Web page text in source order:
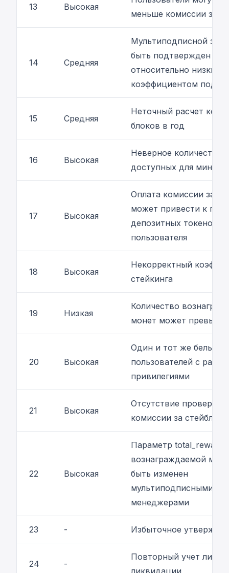
13 Высокая
меньше комиссии за
14 Средняя
Мультиподписной
быть подтвержден с
относительно низким
коэффициентом
15 Средняя
Неточный расчет
блоков в год
16 Высокая
Неверное количество
доступных для минта
17 Высокая
Оплата комиссии за
может привести к
депозитных токенов
пользователя
18 Высокая
Некорректный
стейкинга
19 Низкая
Количество
монет может
20 Высокая
Один и тот же белый
пользователей с
привилегиями
21 Высокая
Отсутствие проверки
комиссии за
22 Высокая
Параметр total_reward
вознаграждаемой
быть изменен
мультиподписными
менеджерами
23 - Избыточное
24 -
Повторный учет линии